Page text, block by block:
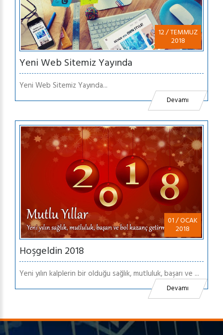
12 / TEMMUZ
2018
Yeni Web Sitemiz Yayında
Yeni Web Sitemiz Yayında...
Devamı
01 / OCAK
2018
Hoşgeldin 2018
Yeni yılın kalplerin bir olduğu sağlık, mutluluk, başarı ve ...
Devamı